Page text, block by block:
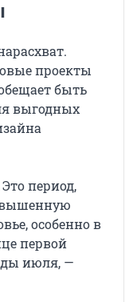
проекты
быть
выгодных
период,
особенно в
первой
июля, —